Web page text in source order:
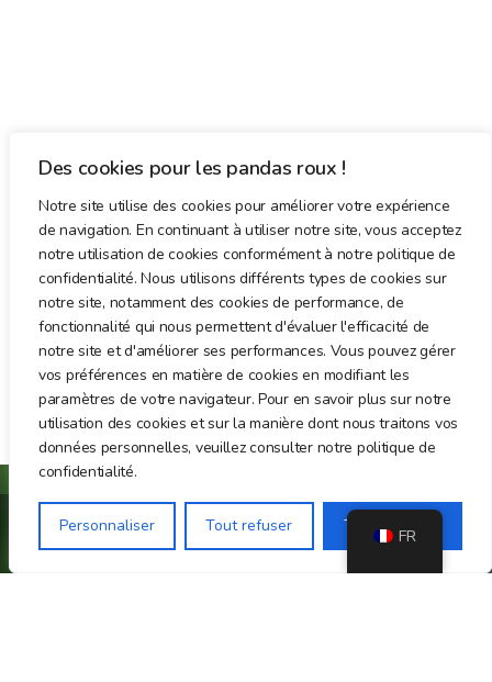
Des cookies pour les pandas roux !
Notre site utilise des cookies pour améliorer votre expérience
de navigation. En continuant à utiliser notre site, vous acceptez
notre utilisation de cookies conformément à notre politique de
confidentialité. Nous utilisons différents types de cookies sur
notre site, notamment des cookies de performance, de
fonctionnalité qui nous permettent d'évaluer l'efficacité de
notre site et d'améliorer ses performances. Vous pouvez gérer
vos préférences en matière de cookies en modifiant les
paramètres de votre navigateur. Pour en savoir plus sur notre
utilisation des cookies et sur la manière dont nous traitons vos
données personnelles, veuillez consulter notre politique de
confidentialité.
Personnaliser Tout refuser Tout accepter
FR